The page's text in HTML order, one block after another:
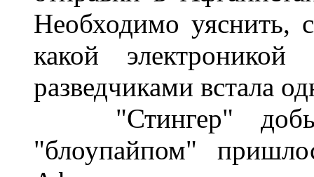
Необходимо уяснить,
какой
разведчиками встала
"Стингер"
"блоупайпом"